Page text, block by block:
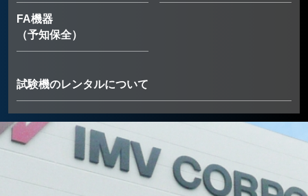
FA機器
（予知保全）
試験機のレンタルについて